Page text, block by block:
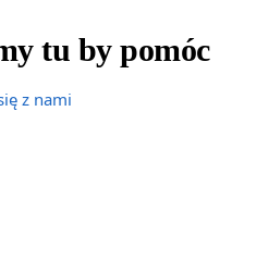
tu by pomóc
z nami